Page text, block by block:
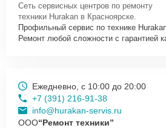
Сеть сервисных центров по ремонту
техники Hurakan в Красноярске.
Профильный сервис по технике
Ремонт любой сложности с гарантией
Ежедневно, с 10:00 до 20:00
+7 (391) 216-91-38
info@hurakan-servis.ru
ООО“Ремонт техники”